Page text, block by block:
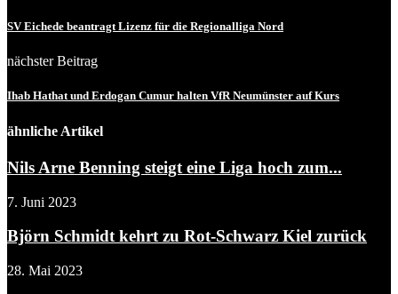
SV Eichede beantragt Lizenz für die Regionalliga Nord
nächster Beitrag
Ihab Hathat und Erdogan Cumur halten VfR Neumünster auf Kurs
ähnliche Artikel
Nils Arne Benning steigt eine Liga hoch zum...
7. Juni 2023
Björn Schmidt kehrt zu Rot-Schwarz Kiel zurück
28. Mai 2023